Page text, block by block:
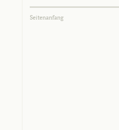
Seitenanfang